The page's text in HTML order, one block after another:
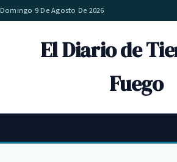
Domingo 9 De Agosto De 2026
El Diario de
Fuego